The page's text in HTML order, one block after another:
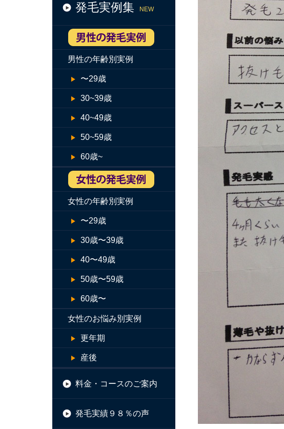
発毛実例集 NEW
男性の年齢別実例
〜29歳
30~39歳
40~49歳
50~59歳
60歳~
女性の年齢別実例
〜29歳
30歳〜39歳
40〜49歳
50歳〜59歳
60歳〜
女性のお悩み別実例
更年期
産後
料金・コースのご案内
発毛実績９８％の声